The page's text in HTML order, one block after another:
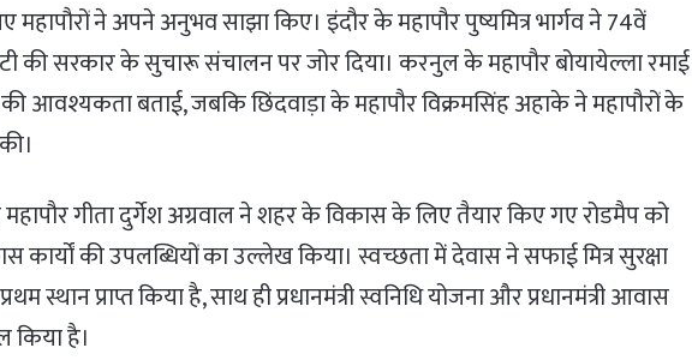
महापौरों ने अपने अनुभव साझा किए। इंदौर के महापौर पुष्यमित्र भार्गव ने 74वें
की सरकार के सुचारू संचालन पर जोर दिया। करनुल के महापौर बोयायेल्ला रमाई
आवश्यकता बताई, जबकि छिंदवाड़ा के महापौर विक्रमसिंह अहाके ने महापौरों के
गीता दुर्गेश अग्रवाल ने शहर के विकास के लिए तैयार किए गए रोडमैप को
कार्यों की उपलब्धियों का उल्लेख किया। स्वच्छता में देवास ने सफाई मित्र सुरक्षा
प्रथम स्थान प्राप्त किया है, साथ ही प्रधानमंत्री स्वनिधि योजना और प्रधानमंत्री आवास
किया है।